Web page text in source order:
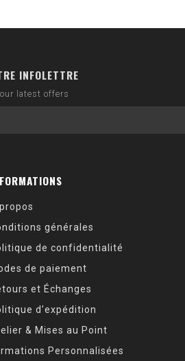
INFOLETTRE
latest offers
générales
de confidentialité
de paiement
et Échanges
d’expédition
& Mises au Point
Personnalisées